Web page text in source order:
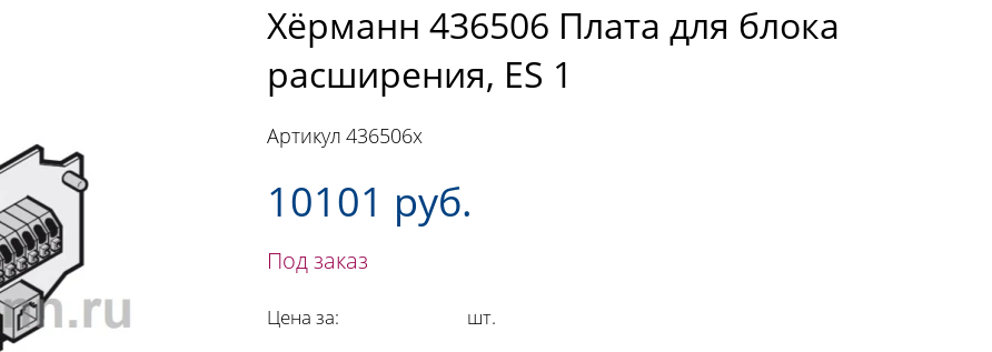
Хёрманн 436506 Плата для блока
расширения, ES 1
Артикул 436506x
10101 руб.
Под заказ
Цена за: шт.